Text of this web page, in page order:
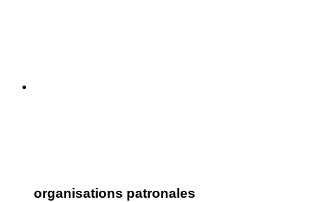
organisations patronales